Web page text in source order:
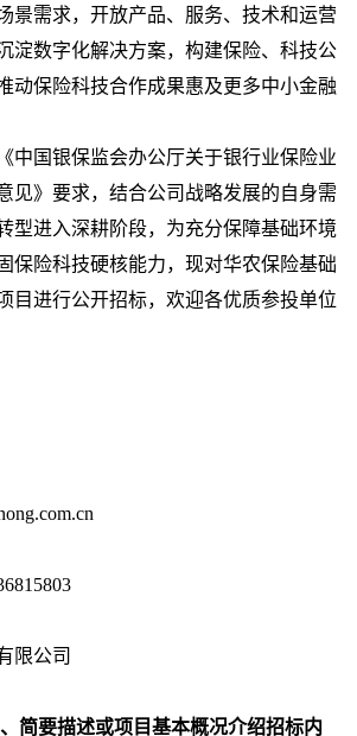
景需求，开放产品、服务、技术和运营
淀数字化解决方案，构建保险、科技公
动保险科技合作成果惠及更多中小金融
中国银保监会办公厅关于银行业保险业
见》要求，结合公司战略发展的自身需
型进入深耕阶段，为充分保障基础环境
保险科技硬核能力，现对华农保险基础
目进行公开招标，欢迎各优质参投单位
限公司
简要描述或项目基本概况介绍招标内